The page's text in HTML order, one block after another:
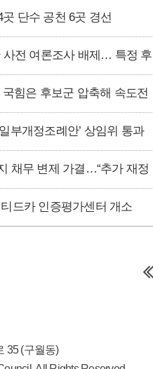
단수 공천 6곳 경선
사전 여론조사 배제… 특정
힘은 후보군 압축해 속도전
부개정조례안’ 상임위 통과
채무 변제 가결…“추가 재정
드카 인증평가센터 개소
35 (구월동)